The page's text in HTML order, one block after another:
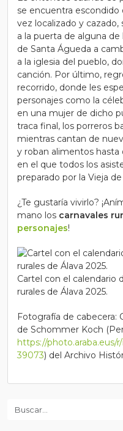
se encuentra escondido
vez localizado y
a la puerta de alguna de
de Santa Águeda a
a la iglesia del pueblo,
canción. Por último,
recorrido, donde les
personajes como la
en una mujer de dicho
traca final, los porreros
mientras cantan de
y roban alimentos
en el que todos los
preparado por la Vieja
¿Te gustaría vivirlo?
mano los carnavales
personajes!
Cartel con el calendario
rurales de Álava 2025.
Fotografía de cabecera:
de Schommer Koch
https://photo.araba.eus/
39073) del Archivo